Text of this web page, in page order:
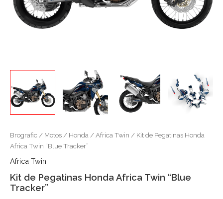
Brografic / Motos / Honda /Africa Twin / Kit de Pegatinas Honda
Africa Twin “Blue Tracker”
Africa Twin
Kit de Pegatinas Honda Africa Twin “Blue
Tracker”